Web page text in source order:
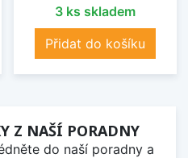
3 ks skladem
Přidat do košíku
Z NAŠÍ PORADNY
do naší poradny a